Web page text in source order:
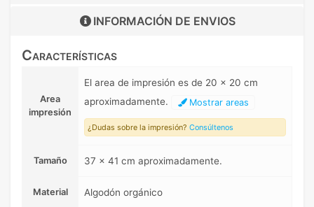
INFORMACIÓN DE ENVIOS
Características
Area
impresión
El area de impresión es de 20 x 20 cm
aproximadamente.
Mostrar areas
¿Dudas sobre la impresión? Consúltenos
Tamaño 37 x 41 cm aproximadamente.
Material Algodón orgánico